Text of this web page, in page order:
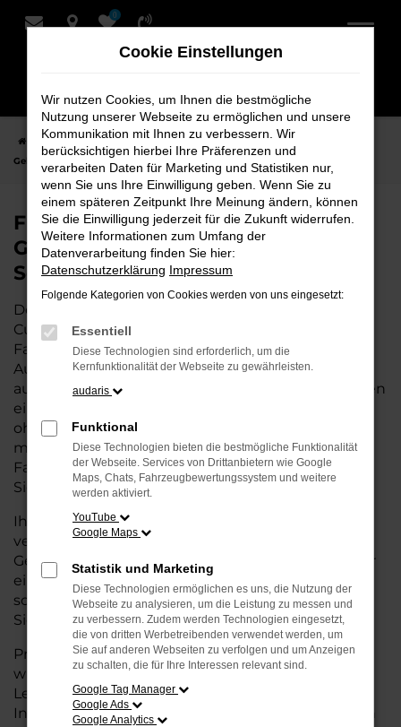
Zum
0
Startseite Cuxhaven VW VW Polo
Finden Sie Ihren VW Polo
Gebrauchtwagen für Cuxhaven bei Schmidt + Koch
Finden Sie Ihren VW Polo
Gebrauchtwagen für Cuxhaven bei
Schmidt + Koch
Der VW Polo ist die perfekte Wahl für alle in
Cuxhaven, die ein zuverlässiges und modernes
Fahrzeug suchen.Mit seiner erstklassigen
Ausstattung, der niedrigen Laufleistung und der
ausgezeichneten Pflege ist dieser Gebrauchtwagen
eine kostengünstige Alternative zum Neuwagen,
ohne auf Komfort und Qualität verzichten zu
müssen. Ob im Stadtverkehr oder für längere
Fahrten, der Polo überzeugt durch Fahrkomfort,
Sicherheit und Wirtschaftlichkeit.
Ihr VW Autohaus in Cuxhaven ist Ihr
vertrauenswürdiger Partner, wenn es um
Gebrauchtwagen geht. Wir bieten Ihnen nicht nur
eine große Auswahl an geprüften Fahrzeugen,
sondern auch eine fachkundige Beratung, damit
Sie das für Sie passende Modell finden.
Profitieren Sie von unseren zusätzlichenServices
wie attraktiven Finanzierungsmöglichkeiten,
Leasingangeboten und der bequemen
Inzahlungnahme Ihres alten Fahrzeugs. Besuchen
Cookie Einstellungen
Wir nutzen Cookies, um Ihnen die bestmögliche
Nutzung unserer Webseite zu ermöglichen und unsere
Kommunikation mit Ihnen zu verbessern. Wir
berücksichtigen hierbei Ihre Präferenzen und
verarbeiten Daten für Marketing und Statistiken nur,
wenn Sie uns Ihre Einwilligung geben. Wenn Sie zu
einem späteren Zeitpunkt Ihre Meinung ändern, können
Sie die Einwilligung jederzeit für die Zukunft widerrufen.
Weitere Informationen zum Umfang der
Datenverarbeitung finden Sie hier:
Datenschutzerklärung Impressum
Folgende Kategorien von Cookies werden von uns eingesetzt:
Essentiell
Diese Technologien sind erforderlich, um die
Kernfunktionalität der Webseite zu gewährleisten.
audaris
Funktional
Diese Technologien bieten die bestmögliche Funktionalität
der Webseite. Services von Drittanbietern wie Google
Maps, Chats, Fahrzeugbewertungssystem und weitere
werden aktiviert.
YouTube
Google Maps
Statistik und Marketing
Diese Technologien ermöglichen es uns, die Nutzung der
Webseite zu analysieren, um die Leistung zu messen und
zu verbessern. Zudem werden Technologien eingesetzt,
die von dritten Werbetreibenden verwendet werden, um
Sie auf anderen Webseiten zu verfolgen und um Anzeigen
zu schalten, die für Ihre Interessen relevant sind.
Google Tag Manager
Google Ads
Google Analytics